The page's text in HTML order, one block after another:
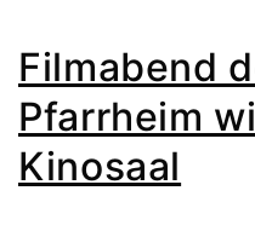
Filmabend
Pfarrheim
Kinosaal